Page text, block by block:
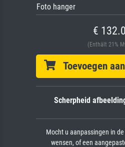
Foto hanger
€
(Enthält 21%
Toevoegen
Scherpheid
Mocht u aanpassingen in
wensen, of een